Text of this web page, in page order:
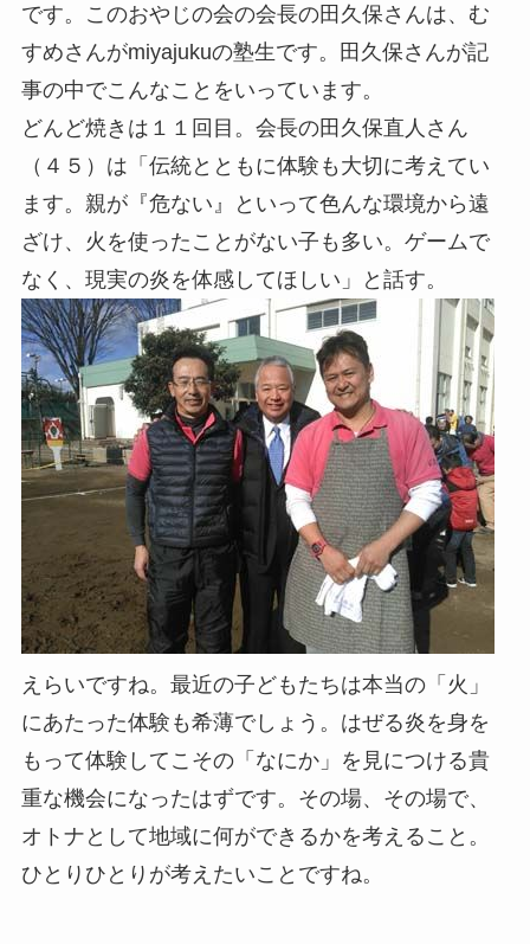
です。このおやじの会の会長の田久保さんは、む
すめさんがmiyajukuの塾生です。田久保さんが記
事の中でこんなことをいっています。
どんど焼きは１１回目。会長の田久保直人さん
（４５）は「伝統とともに体験も大切に考えてい
ます。親が『危ない』といって色んな環境から遠
ざけ、火を使ったことがない子も多い。ゲームで
なく、現実の炎を体感してほしい」と話す。
えらいですね。最近の子どもたちは本当の「火」
にあたった体験も希薄でしょう。はぜる炎を身を
もって体験してこその「なにか」を見につける貴
重な機会になったはずです。その場、その場で、
オトナとして地域に何ができるかを考えること。
ひとりひとりが考えたいことですね。